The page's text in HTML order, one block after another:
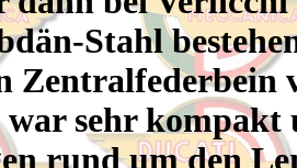
Stahl
Zentralfederbein
sehr
rund um den